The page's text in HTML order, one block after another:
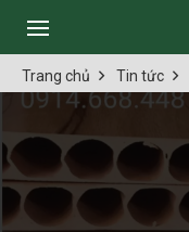
Trang chủ Tin tức